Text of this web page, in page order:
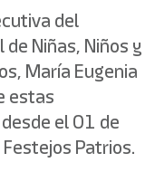
del
Niñas, Niños y
María Eugenia
estas
el 01 de
Patrios.